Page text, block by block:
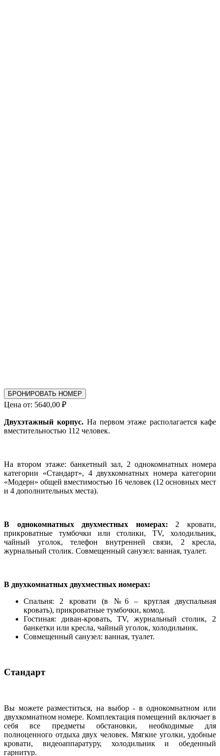
БРОНИРОВАТЬ НОМЕР
Цена от: 5640,00 ₽
Двухэтажный корпус.На первом этаже располагается кафе
вместительностью 112 человек.
На втором этаже: банкетный зал, 2 однокомнатных номера
категории «Стандарт», 4 двухкомнатных номера категории
«Модерн» общей вместимостью 16 человек (12 основных мест
и 4 дополнительных места).
В однокомнатных двухместных номерах: 2 кровати,
прикроватные тумбочки или столики, TV, холодильник,
чайный уголок, телефон внутренней связи, 2 кресла,
журнальный столик. Совмещенный санузел: ванная, туалет.
В двухкомнатных двухместных номерах:
Спальня: 2 кровати (в №6 – круглая двуспальная
кровать), прикроватные тумбочки, комод.
Гостиная: диван-кровать, TV, журнальный столик, 2
банкетки или кресла, чайный уголок, холодильник.
Совмещенный санузел: ванная, туалет.
Стандарт
Вы можете разместиться, на выбор - в однокомнатном или
двухкомнатном номере. Комплектация помещений включает в
себя все предметы обстановки, необходимые для
полноценного отдыха двух человек. Мягкие уголки, удобные
кровати, видеоаппаратуру, холодильник и обеденный
гарнитур.